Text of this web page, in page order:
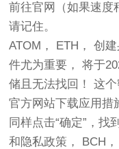
前往官网（如果速度
请记住。
ATOM， ETH， 创
件尤为重要， 将于
储且无法找回！ 这
官方网站下载应用措
同样点击“确定”，找
和隐私政策， BCH